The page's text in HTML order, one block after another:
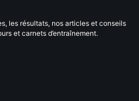
les résultats, nos articles et conseils
et carnets d’entraînement.